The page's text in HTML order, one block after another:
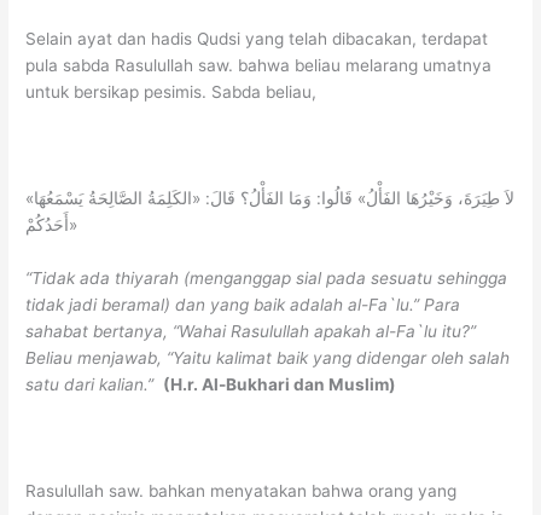
Selain ayat dan hadis Qudsi yang telah dibacakan, terdapat
pula sabda Rasulullah saw. bahwa beliau melarang umatnya
untuk bersikap pesimis. Sabda beliau,
«لاَ طِيَرَةَ، وَخَيْرُهَا الفَأْلُ» قَالُوا: وَمَا الفَأْلُ؟ قَالَ: «الكَلِمَةُ الصَّالِحَةُ يَسْمَعُهَا
أَحَدُكُمْ»
“Tidak ada thiyarah (menganggap sial pada sesuatu sehingga
tidak jadi beramal) dan yang baik adalah al-Fa`lu.” Para
sahabat bertanya, “Wahai Rasulullah apakah al-Fa`lu itu?”
Beliau menjawab, “Yaitu kalimat baik yang didengar oleh salah
satu dari kalian.” (H.r. Al-Bukhari dan Muslim)
Rasulullah saw. bahkan menyatakan bahwa orang yang